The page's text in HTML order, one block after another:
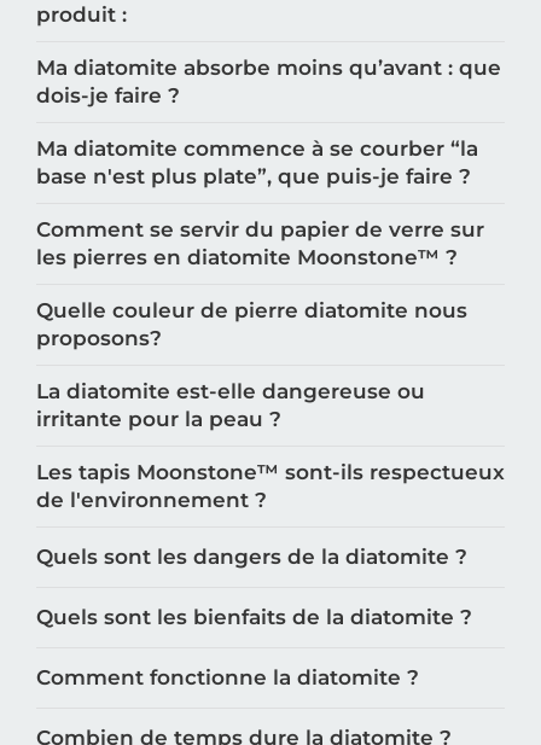
produit :
Ma diatomite absorbe moins qu’avant : que
dois-je faire ?
Ma diatomite commence à se courber “la
base n'est plus plate”, que puis-je faire ?
Comment se servir du papier de verre sur
les pierres en diatomite Moonstone™️ ?
Quelle couleur de pierre diatomite nous
proposons?
La diatomite est-elle dangereuse ou
irritante pour la peau ?
Les tapis Moonstone™️ sont-ils respectueux
de l'environnement ?
Quels sont les dangers de la diatomite ?
Quels sont les bienfaits de la diatomite ?
Comment fonctionne la diatomite ?
Combien de temps dure la diatomite ?